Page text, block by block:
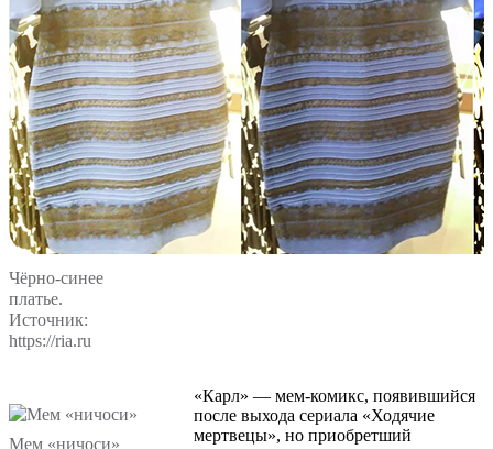
Чёрно-синее
платье.
Источник:
https://ria.ru
Мем «ничоси»
«Карл» — мем-комикс, появившийся
после выхода сериала «Ходячие
мертвецы», но приобретший